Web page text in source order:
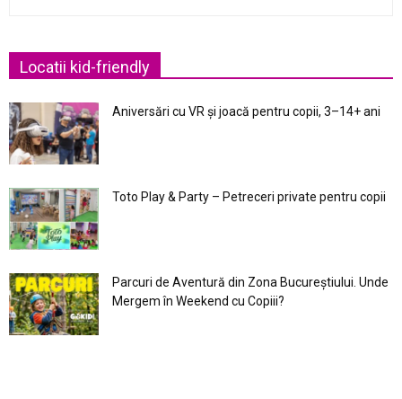
Locatii kid-friendly
Aniversări cu VR și joacă pentru copii, 3–14+ ani
Toto Play & Party – Petreceri private pentru copii
Parcuri de Aventură din Zona Bucureştiului. Unde
Mergem în Weekend cu Copiii?